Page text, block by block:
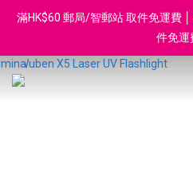
登記會員享每$50回贈$1 │ 滿
汗毛巾 韓國制
滿HK$60 郵局/智郵站 取件免運費
件免運
Whatsapp 98569349 │ 歡迎團